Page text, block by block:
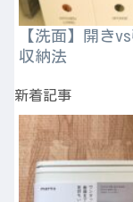
【洗面】開き
収納法
新着記事